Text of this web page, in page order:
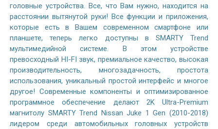
головные устройства. Все, что Вам нужно, находится на
расстоянии вытянутой руки! Все функции и приложения,
которые есть в Вашем современном смартфоне или
планшете, теперь легко доступны в SMARTY Trend
мультимедийной системе. В этом устройстве
превосходный HI-FI звук, премиальное качество, высокая
производительность, многозадачность, простота
использования, уникальный простой интерфейс и многое
другое! Современные компоненты и оптимизированное
программное обеспечение делают 2K Ultra-Premium
магнитолу SMARTY Trend Nissan Juke 1 Gen (2010-2018)
лидером среди автомобильных головных устройств